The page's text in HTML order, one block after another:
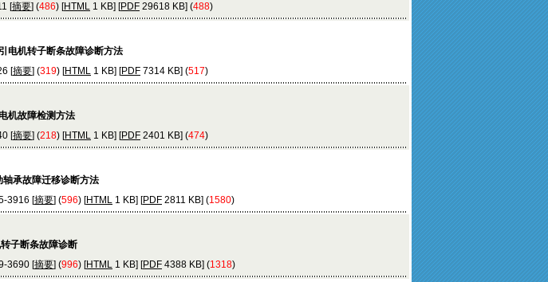
[摘要] (486) [HTML 1 KB] [PDF 29618 KB] (488)
电机转子断条故障诊断方法
[摘要] (319) [HTML 1 KB] [PDF 7314 KB] (517)
机故障检测方法
[摘要] (218) [HTML 1 KB] [PDF 2401 KB] (474)
承故障迁移诊断方法
3916 [摘要] (596) [HTML 1 KB] [PDF 2811 KB] (1580)
子断条故障诊断
3690 [摘要] (996) [HTML 1 KB] [PDF 4388 KB] (1318)